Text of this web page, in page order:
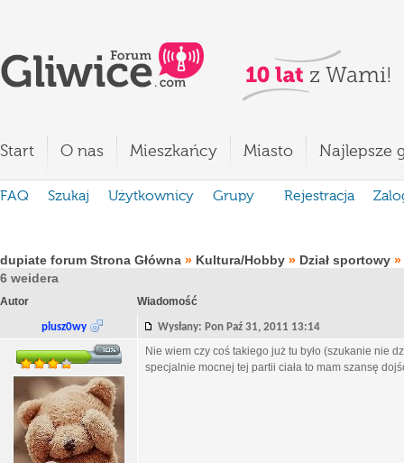
Start O nas Mieszkańcy Miasto Najlepsze
FAQ Szukaj Użytkownicy Grupy Rejestracja
dupiate forum Strona Główna » Kultura/Hobby » Dział sportowy »
6 weidera
Autor Wiadomość
plusz0wy Wysłany: Pon Paź 31, 2011 13:14
Nie wiem czy coś takiego już tu było (szukanie nie
specjalnie mocnej tej partii ciała to mam szansę